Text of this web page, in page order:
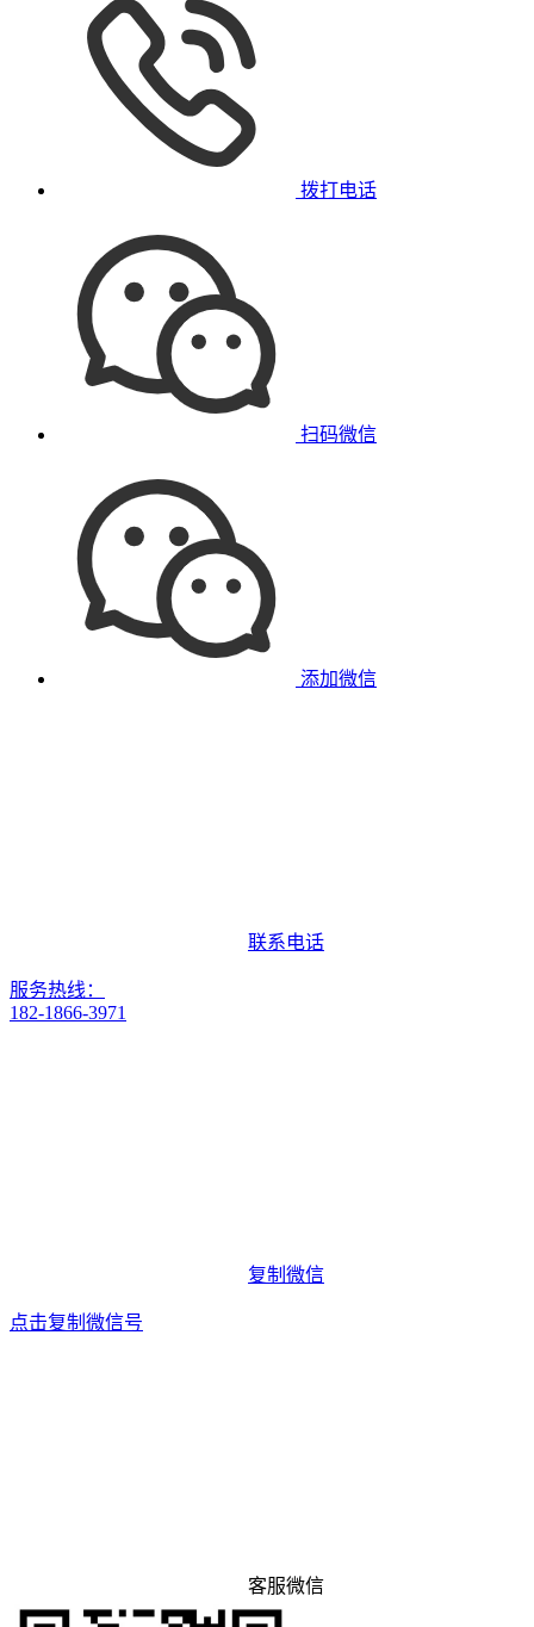
拨打电话
扫码微信
添加微信
联系电话
服务热线：
182-1866-3971
复制微信
点击复制微信号
客服微信